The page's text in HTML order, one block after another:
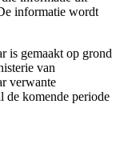
informatie wordt
is gemaakt op grond
van
verwante
de komende periode